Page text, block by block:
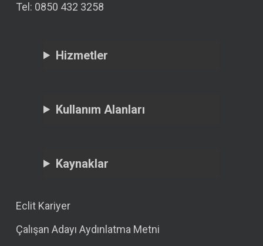
Tel: 0850 432 3258
Hizmetler
Kullanım Alanları
Kaynaklar
Eclit Kariyer
Çalışan Adayı Aydınlatma Metni